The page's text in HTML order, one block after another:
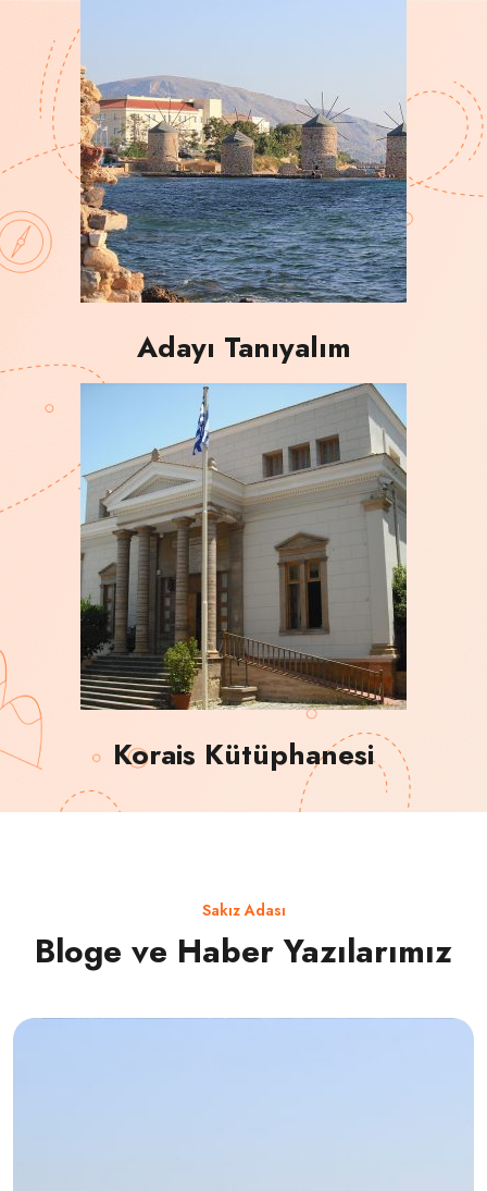
Adayı Tanıyalım
Korais Kütüphanesi
Sakız Adası
Bloge ve Haber Yazılarımız